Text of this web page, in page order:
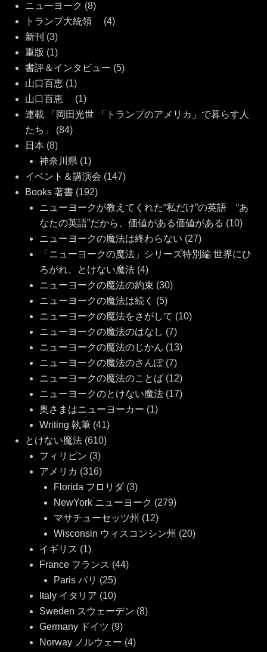
ニューヨーク (8)
トランプ大統領
(4)
新刊 (3)
重版 (1)
書評＆インタビュー (5)
山口百恵(1)
山口百恵
(1)
連載 「岡田光世 「トランプのアメリカ」で暮らす人
たち」
(84)
日本 (8)
神奈川県(1)
イベント＆講演会 (147)
Books 著書(192)
ニューヨークが教えてくれた“私だけ”の英語 “あ
なたの英語”だから、価値がある価値がある (10)
ニューヨークの魔法は終わらない (27)
「ニューヨークの魔法」シリーズ特別編 世界にひ
ろがれ、とけない魔法(4)
ニューヨークの魔法の約束 (30)
ニューヨークの魔法は続く
(5)
ニューヨークの魔法をさがして (10)
ニューヨークの魔法のはなし (7)
ニューヨークの魔法のじかん (13)
ニューヨークの魔法のさんぽ(7)
ニューヨークの魔法のことば(12)
ニューヨークのとけない魔法(17)
奥さまはニューヨーカー (1)
Writing 執筆(41)
とけない魔法(610)
フィリピン (3)
アメリカ (316)
Florida フロリダ (3)
NewYork ニューヨーク (279)
マサチューセッツ州 (12)
Wisconsin ウィスコンシン州 (20)
イギリス (1)
France フランス (44)
Paris パリ (25)
Italy イタリア (10)
Sweden スウェーデン (8)
Germany ドイツ (9)
Norway ノルウェー (4)